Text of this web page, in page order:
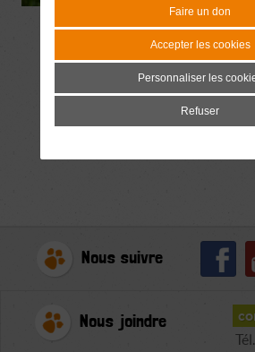
Nous suivre
Nous joindre
Faire un don
Accepter les cookies
Personnaliser les
Refuser